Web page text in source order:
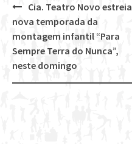
Post
navigation
Cia. Teatro Novo estreia
nova temporada da
montagem infantil “Para
Sempre Terra do Nunca”,
neste domingo